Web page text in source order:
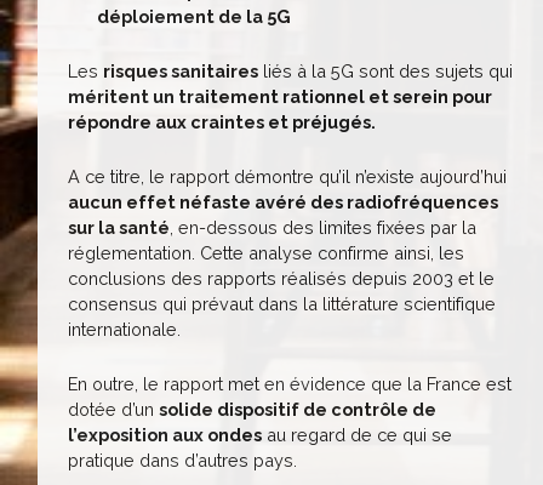
déploiement de la 5G
Les risques sanitaires liés à la 5G sont des sujets qui
méritent un traitement rationnel et serein pour
répondre aux craintes et préjugés.
A ce titre, le rapport démontre qu’il n’existe aujourd’hui
aucun effet néfaste avéré des radiofréquences
sur la santé , en-dessous des limites fixées par la
réglementation. Cette analyse confirme ainsi, les
conclusions des rapports réalisés depuis 2003 et le
consensus qui prévaut dans la littérature scientifique
internationale.
En outre, le rapport met en évidence que la France est
dotée d’un solide dispositif de contrôle de
l’exposition aux ondes au regard de ce qui se
pratique dans d’autres pays.